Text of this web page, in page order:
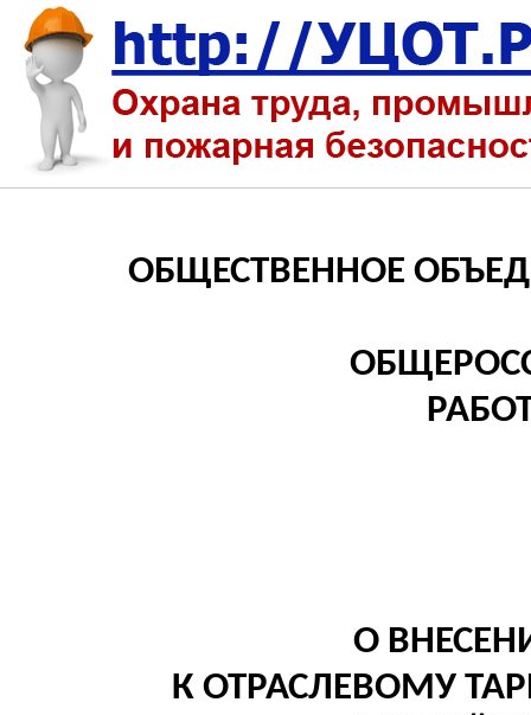
ОБЩЕСТВЕННОЕ
О
К ОТРАСЛЕВОМУ